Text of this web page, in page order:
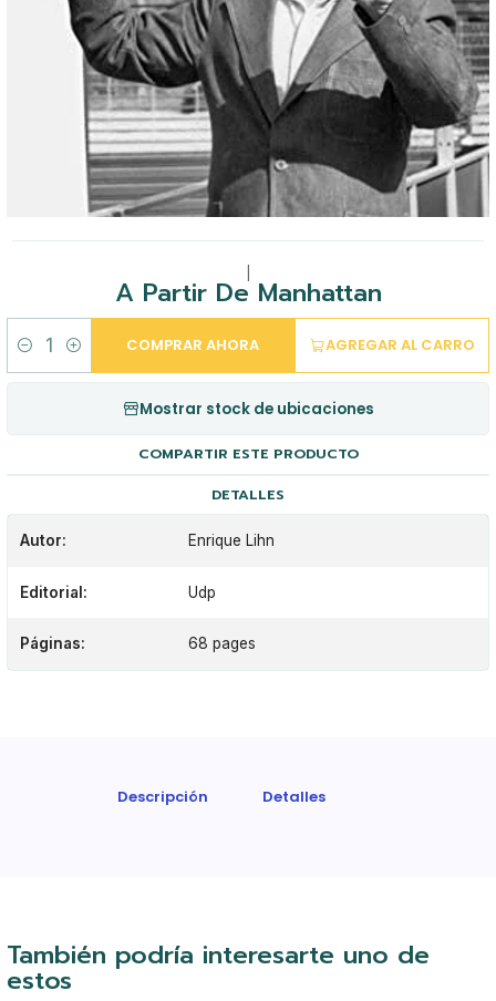
A Partir De Manhattan
Cantidad
AGREGAR AL CARRO
COMPRAR AHORA
Mostrar stock de ubicaciones
COMPARTIR ESTE PRODUCTO
DETALLES
Autor: Enrique Lihn
Editorial: Udp
Páginas: 68 pages
Descripción Detalles
También podría interesarte uno de
estos